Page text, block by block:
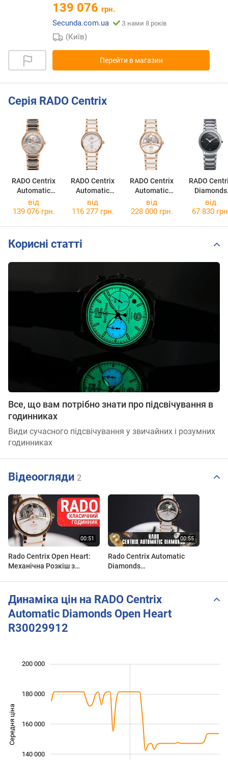
139 076 грн.
Secunda.com.ua
З нами 8 років
(Київ)
Перейти в магазин
Серія RADO Centrix
RADO Centrix
Automatic
Diamonds
Open Heart
RADO Centrix
Automatic
Diamonds
R30019744
RADO Centrix
Automatic
Diamonds
Open Heart
RADO
Diamonds
від
139 076 грн.
від
116 277 грн.
від
228 000 грн.
від
67 830
Корисні статті
Все, що вам потрібно знати про підсвічування в
годинниках
Види сучасного підсвічування у звичайних і розумних
годинниках
Відеоогляди 2
Rado Centrix Open Heart:
Механічна Розкіш з
R30029922 | Огляд
Rado Centrix Automatic
Diamonds
by secunda.com.ua
Динаміка цін на RADO Centrix
Automatic Diamonds Open Heart
R30029912
Середня ціна 120 000
140 000
160 000
180 000
200 000